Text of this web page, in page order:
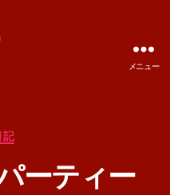
メニュー
記
ーティー
成
者